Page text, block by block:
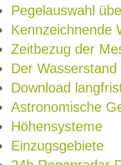
Pegelauswahl
Kennzeichnende
Zeitbezug der
Der Wasserstand
Download
Astronomische
Höhensysteme
Einzugsgebiete